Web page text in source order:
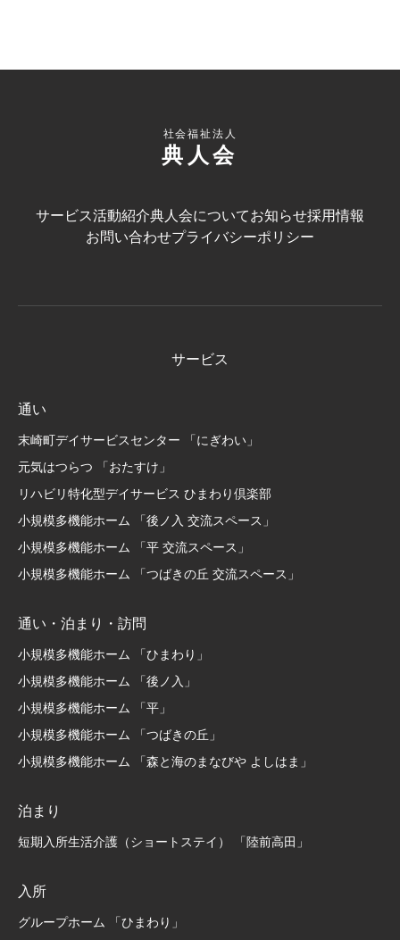
社会福祉法人
典人会
サービス活動紹介典人会についてお知らせ採用情報
お問い合わせプライバシーポリシー
サービス
通い
末崎町デイサービスセンター 「にぎわい」
元気はつらつ 「おたすけ」
リハビリ特化型デイサービス ひまわり倶楽部
小規模多機能ホーム 「後ノ入 交流スペース」
小規模多機能ホーム 「平 交流スペース」
小規模多機能ホーム 「つばきの丘 交流スペース」
通い・泊まり・訪問
小規模多機能ホーム 「ひまわり」
小規模多機能ホーム 「後ノ入」
小規模多機能ホーム 「平」
小規模多機能ホーム 「つばきの丘」
小規模多機能ホーム 「森と海のまなびや よしはま」
泊まり
短期入所生活介護（ショートステイ） 「陸前高田」
入所
グループホーム 「ひまわり」